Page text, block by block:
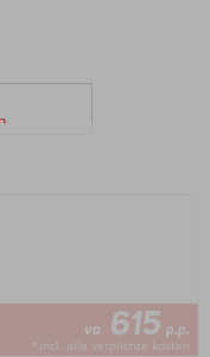
va 615 p.p.
*incl. alle verplichte kosten